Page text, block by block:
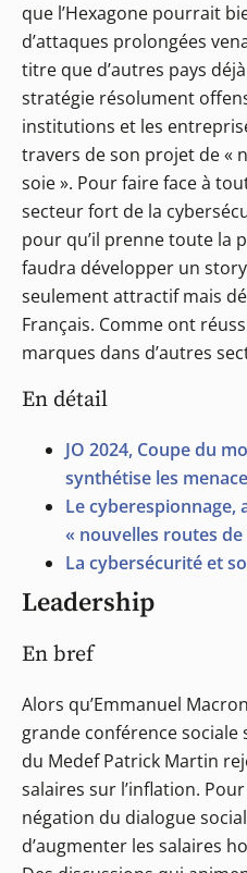
que l’Hexagone pourrait
d’attaques prolongées
titre que d’autres pays
stratégie résolument
institutions et les
travers de son projet de «
soie ». Pour faire face à
secteur fort de la
pour qu’il prenne toute la
faudra développer un
seulement attractif mais
Français. Comme ont
marques dans d’autres
En détail
JO 2024, Coupe du
synthétise les
Le cyberespionnage,
« nouvelles routes de
La cybersécurité et
Leadership
En bref
Alors qu’Emmanuel
grande conférence sociale
du Medef Patrick Martin
salaires sur l’inflation.
négation du dialogue
d’augmenter les salaires